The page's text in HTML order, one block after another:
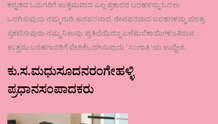
ಕನ್ನಡದ ಓದುಗರಿಗೆ ಉತ್ತಮವಾದ ಎಲ್ಲ ಪ್ರಕಾರದ ಬರಹಳನ್ನು ಓದಲು
ಒದಗಿಸುವುದು ನಮ್ಮ ಗುರಿ. ಜನಪರವಾದ, ಜೀವಪರವಾದ ಬರಹಗಳನ್ನು ಮಾತ್ರ
ಪ್ರಕಟಿಸುವುದು ನಮ್ಮ ನಿಲುವು. ಪ್ರತಿಭೆಯಿದ್ದೂ ಎಲೆಮರೆಕಾಯಿಗಳಂತಿರುವ
ಉತ್ತಮ ಬರಹಗಾರರಿಗೆ ವೇದಿಕೆಒದಗಿಸುವುದು ʼಸಂಗಾತಿʼಯ ಉದ್ದೇಶ.
ಕು.ಸ.ಮಧುಸೂದನರಂಗೇಹಳ್ಳಿ
ಪ್ರಧಾನಸಂಪಾದಕರು